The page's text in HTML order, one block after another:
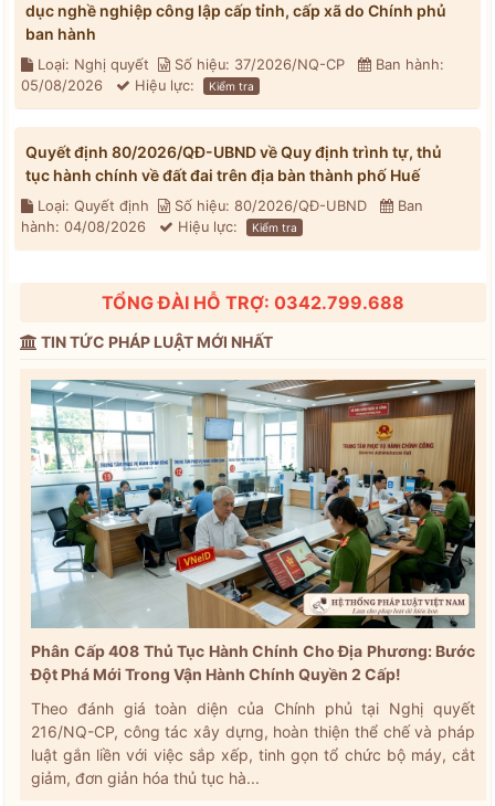
dục nghề nghiệp công lập cấp tỉnh, cấp xã do Chính phủ
ban hành
Loại: Nghị quyết Số hiệu: 37/2026/NQ-CP
Ban hành:
05/08/2026
Hiệu lực: Kiểm tra
Quyết định 80/2026/QĐ-UBND về Quy định trình tự, thủ
tục hành chính về đất đai trên địa bàn thành phố Huế
Loại: Quyết định Số hiệu: 80/2026/QĐ-UBND
Ban
hành: 04/08/2026
Hiệu lực: Kiểm tra
TỔNG ĐÀI HỖ TRỢ: 0342.799.688
TIN TỨC PHÁP LUẬT MỚI NHẤT
Phân Cấp 408 Thủ Tục Hành Chính Cho Địa Phương: Bước
Đột Phá Mới Trong Vận Hành Chính Quyền 2 Cấp!
Theo đánh giá toàn diện của Chính phủ tại Nghị quyết
216/NQ-CP, công tác xây dựng, hoàn thiện thể chế và pháp
luật gắn liền với việc sắp xếp, tinh gọn tổ chức bộ máy, cắt
giảm, đơn giản hóa thủ tục hà...